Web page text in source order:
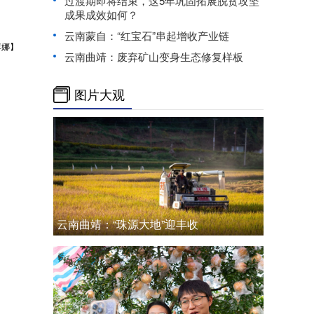
】
成果成效如何？
云南蒙自：“红宝石”串起增收产业链
云南曲靖：废弃矿山变身生态修复样板
图片大观
云南曲靖：“珠源大地”迎丰收